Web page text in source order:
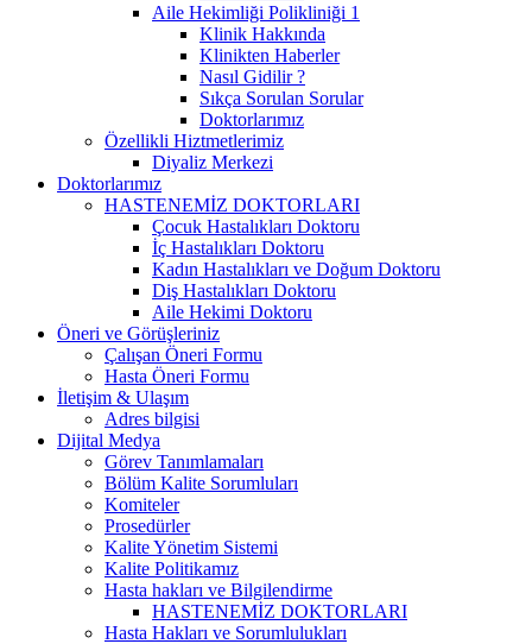
Aile Hekimliği Polikliniği 1
Klinik Hakkında
Klinikten Haberler
Nasıl Gidilir ?
Sıkça Sorulan Sorular
Doktorlarımız
Özellikli Hiztmetlerimiz
Diyaliz Merkezi
Doktorlarımız
HASTENEMİZ DOKTORLARI
Çocuk Hastalıkları Doktoru
İç Hastalıkları Doktoru
Kadın Hastalıkları ve Doğum Doktoru
Diş Hastalıkları Doktoru
Aile Hekimi Doktoru
Öneri ve Görüşleriniz
Çalışan Öneri Formu
Hasta Öneri Formu
İletişim & Ulaşım
Adres bilgisi
Dijital Medya
Görev Tanımlamaları
Bölüm Kalite Sorumluları
Komiteler
Prosedürler
Kalite Yönetim Sistemi
Kalite Politikamız
Hasta hakları ve Bilgilendirme
HASTENEMİZ DOKTORLARI
Hasta Hakları ve Sorumlulukları